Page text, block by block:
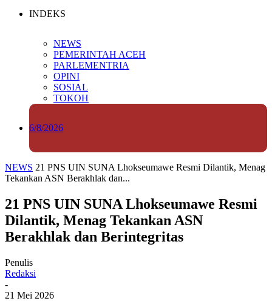
INDEKS
NEWS
PEMERINTAH ACEH
PARLEMENTRIA
OPINI
SOSIAL
TOKOH
6/8/2026
NEWS 21 PNS UIN SUNA Lhokseumawe Resmi Dilantik, Menag
Tekankan ASN Berakhlak dan...
21 PNS UIN SUNA Lhokseumawe Resmi
Dilantik, Menag Tekankan ASN
Berakhlak dan Berintegritas
Penulis
Redaksi
-
21 Mei 2026